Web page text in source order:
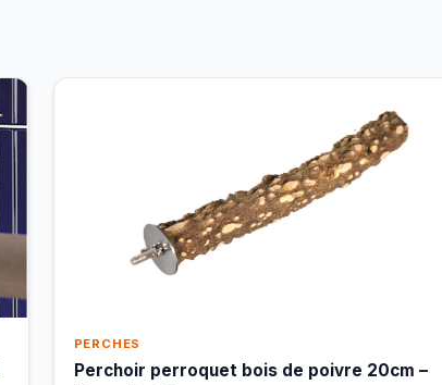
PERCHES
Perchoir perroquet bois de poivre 20cm –